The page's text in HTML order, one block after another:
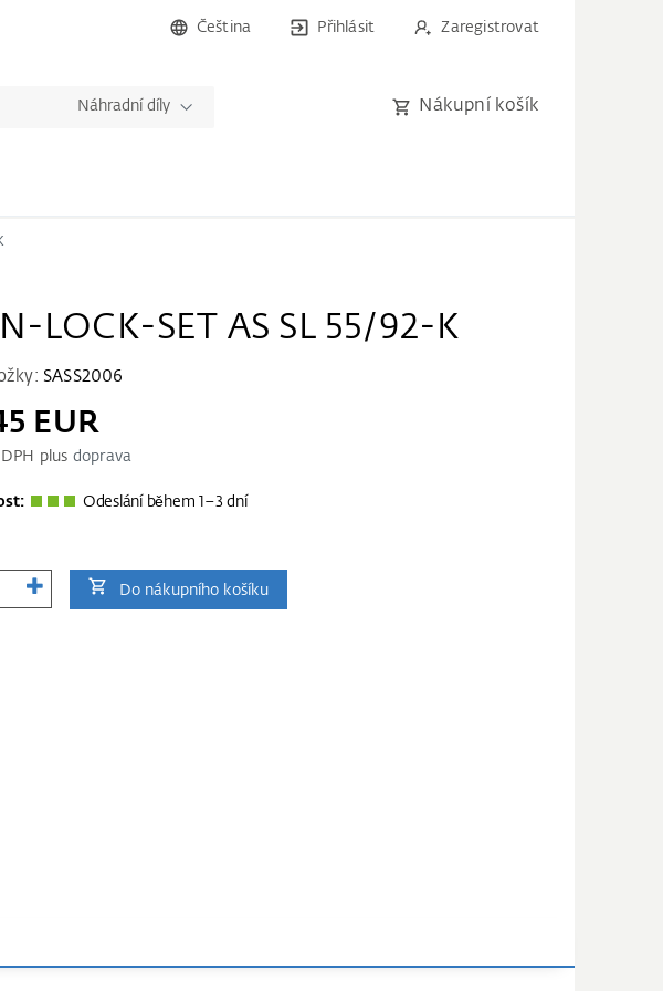
Čeština Přihlásit Zaregistrovat
Náhradní díly Nákupní košík
LOCK-SET AS SL 55/92-K
SASS2006
EUR
DPH plus doprava
Odeslání během 1–3 dní
Do nákupního košíku